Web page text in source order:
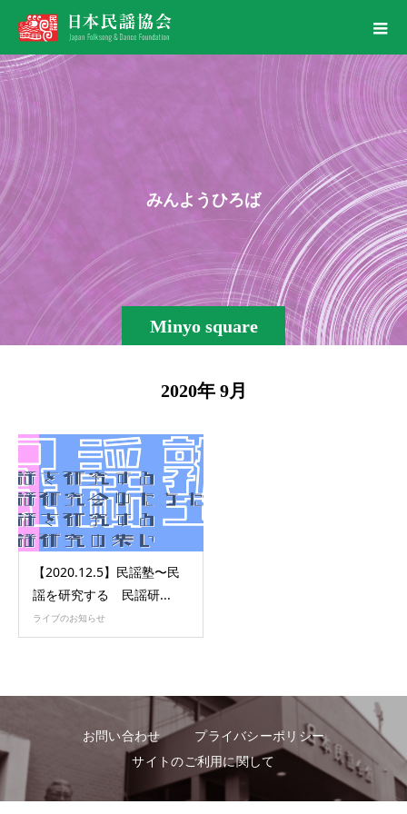
Minyo square
みんよ う ひろば
2020年 9月
【2020.12.5】民謡塾〜民
謡を研究する 民謡研...
ライブのお知らせ
お問い合わせ
プライバシーポリシー
サイトのご利用に関して